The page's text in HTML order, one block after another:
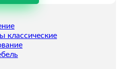
классические